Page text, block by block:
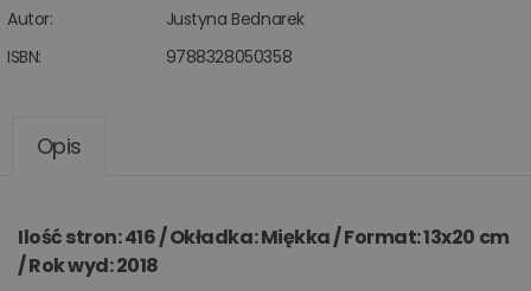
Autor:
Justyna Bednarek
ISBN:
9788328050358
Opis
Ilość stron: 416 / Okładka: Miękka / Format: 13x20 cm
/ Rok wyd: 2018